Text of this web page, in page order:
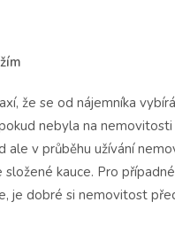
že se od nájemníka
nebyla na
ale v průběhu užívání
složené kauce. Pro
je dobré si nemovitost